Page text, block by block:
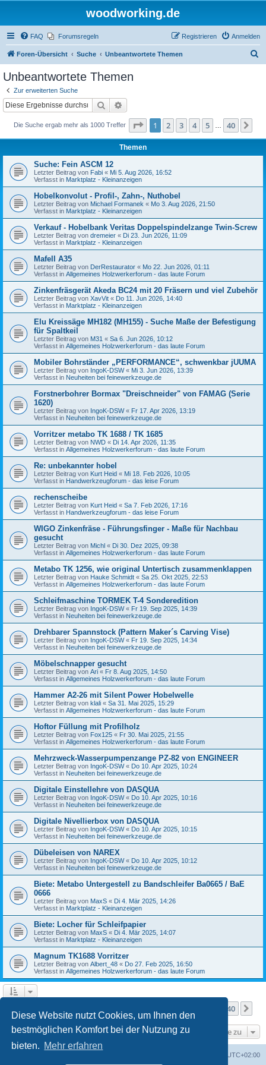
Diese Website nutzt Cookies, um Ihnen den
bestmöglichen Komfort bei der Nutzung zu
bieten. Mehr erfahren
woodworking.de
FAQ Forumsregeln Anmelden
Registrieren
Foren-Übersicht Suche Unbeantwortete Themen
Unbeantwortete Themen
Zur erweiterten Suche
Suche
Die Suche ergab mehr als 1000 Treffer Seite 1von 40
1 2 3 4 5 40
Themen
Suche: Fein ASCM 12
Letzter Beitrag von Fabi « Mi 5. Aug 2026, 16:52
Verfasst in Marktplatz - Kleinanzeigen
Hobelkonvolut - Profil-, Zahn-, Nuthobel
Letzter Beitrag von Michael Formanek « Mo 3. Aug 2026, 21:50
Verfasst in Marktplatz - Kleinanzeigen
Verkauf - Hobelbank Veritas Doppelspindelzange Twin-Screw
Letzter Beitrag von dremeier « Di 23. Jun 2026, 11:09
Verfasst in Marktplatz - Kleinanzeigen
Mafell A35
Letzter Beitrag von DerRestaurator « Mo 22. Jun 2026, 01:11
Verfasst in Allgemeines Holzwerkerforum - das laute Forum
Zinkenfräsgerät Akeda BC24 mit 20 Fräsern und viel Zubehör
Letzter Beitrag von XavVit « Do 11. Jun 2026, 14:40
Verfasst in Marktplatz - Kleinanzeigen
Elu Kreissäge MH182 (MH155) - Suche Maße der Befestigung
für Spaltkeil
Letzter Beitrag von M31 « Sa 6. Jun 2026, 10:12
Verfasst in Allgemeines Holzwerkerforum - das laute Forum
Mobiler Bohrständer „PERFORMANCE“, schwenkbar jUUMA
Letzter Beitrag von IngoK-DSW« Mi 3. Jun 2026, 13:39
Verfasst in Neuheiten bei feinewerkzeuge.de
Forstnerbohrer Bormax "Dreischneider" von FAMAG (Serie
1620)
Letzter Beitrag von IngoK-DSW« Fr 17. Apr 2026, 13:19
Verfasst in Neuheiten bei feinewerkzeuge.de
Vorritzer metabo TK 1688 / TK 1685
Letzter Beitrag von NWD « Di 14. Apr 2026, 11:35
Verfasst in Allgemeines Holzwerkerforum - das laute Forum
Re: unbekannter hobel
Letzter Beitrag von Kurt Heid « Mi 18. Feb 2026, 10:05
Verfasst in Handwerkzeugforum - das leise Forum
rechenscheibe
Letzter Beitrag von Kurt Heid « Sa 7. Feb 2026, 17:16
Verfasst in Handwerkzeugforum - das leise Forum
WIGO Zinkenfräse - Führungsfinger - Maße für Nachbau
gesucht
Letzter Beitrag von Michl « Di 30. Dez 2025, 09:38
Verfasst in Allgemeines Holzwerkerforum - das laute Forum
Metabo TK 1256, wie original Untertisch zusammenklappen
Letzter Beitrag von Hauke Schmidt « Sa 25. Okt 2025, 22:53
Verfasst in Allgemeines Holzwerkerforum - das laute Forum
Schleifmaschine TORMEK T-4 Sonderedition
Letzter Beitrag von IngoK-DSW« Fr 19. Sep 2025, 14:39
Verfasst in Neuheiten bei feinewerkzeuge.de
Drehbarer Spannstock (Pattern Maker´s Carving Vise)
Letzter Beitrag von IngoK-DSW« Fr 19. Sep 2025, 14:34
Verfasst in Neuheiten bei feinewerkzeuge.de
Möbelschnapper gesucht
Letzter Beitrag von Ari « Fr 8. Aug 2025, 14:50
Verfasst in Allgemeines Holzwerkerforum - das laute Forum
Hammer A2-26 mit Silent Power Hobelwelle
Letzter Beitrag von klali « Sa 31. Mai 2025, 15:29
Verfasst in Allgemeines Holzwerkerforum - das laute Forum
Hoftor Füllung mit Profilholz
Letzter Beitrag von Fox125 « Fr 30. Mai 2025, 21:55
Verfasst in Allgemeines Holzwerkerforum - das laute Forum
Mehrzweck-Wasserpumpenzange PZ-82 von ENGINEER
Letzter Beitrag von IngoK-DSW« Do 10. Apr 2025, 10:24
Verfasst in Neuheiten bei feinewerkzeuge.de
Digitale Einstellehre von DASQUA
Letzter Beitrag von IngoK-DSW« Do 10. Apr 2025, 10:16
Verfasst in Neuheiten bei feinewerkzeuge.de
Digitale Nivellierbox von DASQUA
Letzter Beitrag von IngoK-DSW« Do 10. Apr 2025, 10:15
Verfasst in Neuheiten bei feinewerkzeuge.de
Dübeleisen von NAREX
Letzter Beitrag von IngoK-DSW« Do 10. Apr 2025, 10:12
Verfasst in Neuheiten bei feinewerkzeuge.de
Biete: Metabo Untergestell zu Bandschleifer Ba0665 / BaE
0666
Letzter Beitrag von MaxS « Di 4. Mär 2025, 14:26
Verfasst in Marktplatz - Kleinanzeigen
Biete: Locher für Schleifpapier
Letzter Beitrag von MaxS « Di 4. Mär 2025, 14:07
Verfasst in Marktplatz - Kleinanzeigen
Magnum TK1688 Vorritzer
Letzter Beitrag von Albert_48 « Do 27. Feb 2025, 16:50
Verfasst in Allgemeines Holzwerkerforum - das laute Forum
40
Gehe zu
UTC+02:00